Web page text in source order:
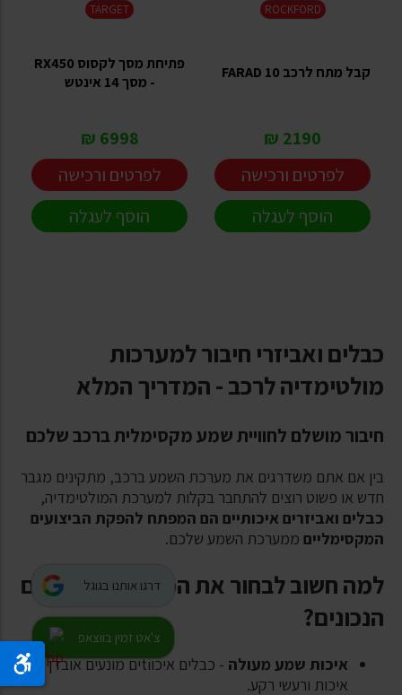
ROCKFORD
קבל מתח לרכב 10 FARAD
2190 ₪
לפרטים ורכישה
הוסף לעגלה
TARGET
פתיחת מסך לקסוס RX450
- מסך 14 אינטש
6998 ₪
לפרטים ורכישה
הוסף לעגלה
כבלים ואביזרי חיבור למערכות
מולטימדיה לרכב - המדריך המלא
חיבור מושלם לחוויית שמע מקסימלית ברכב שלכם
בין אם אתם משדרגים את מערכת השמע ברכב, מתקינים מגבר
חדש או פשוט רוצים להתחבר בקלות למערכת המולטימדיה,
כבלים ואביזרים איכותיים הם המפתח להפקת הביצועים
המקסימליים ממערכת השמע שלכם.
למה חשוב לבחור את הכבלים והאביזרים
הנכונים?
איכות שמע מעולה - כבלים איכוtiים מונעים אובדן
איכות ורעשי רקע.
דרגו אותנו בגוגל
צ'אט זמין בווצאפ